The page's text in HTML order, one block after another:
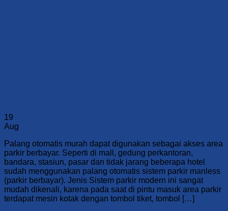
19
Aug
Palang otomatis murah dapat digunakan sebagai akses area
parkir berbayar. Seperti di mall, gedung perkantoran,
bandara, stasiun, pasar dan tidak jarang beberapa hotel
sudah menggunakan palang otomatis sistem parkir manless
(parkir berbayar). Jenis Sistem parkir modern ini sangat
mudah dikenali, karena pada saat di pintu masuk area parkir
terdapat mesin kotak dengan tombol tiket, tombol […]